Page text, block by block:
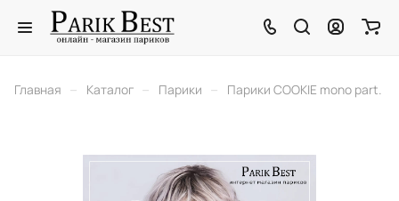
Главная – Каталог – Парики – Парики COOKIE mono part.